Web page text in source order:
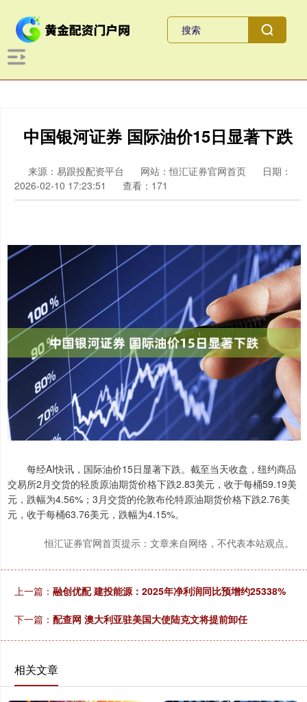
中国银河证券 国际油价15日显著下跌
来源：易跟投配资平台 网站：恒汇证券官网首页
日期：
2026-02-10 17:23:51
查看：171
每经AI快讯，国际油价15日显著下跌。截至当天收盘，纽约商品
交易所2月交货的轻质原油期货价格下跌2.83美元，收于每桶59.19美
元，跌幅为4.56%；3月交货的伦敦布伦特原油期货价格下跌2.76美
元，收于每桶63.76美元，跌幅为4.15%。
恒汇证券官网首页提示：文章来自网络，不代表本站观点。
上一篇： 融创优配 建投能源：2025年净利润同比预增约25338%
下一篇： 配查网 澳大利亚驻美国大使陆克文将提前卸任
相关文章